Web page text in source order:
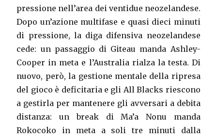
pressione nell’area dei ventidue neozelandese.
Dopo un’azione multifase e quasi dieci minuti
di pressione, la diga difensiva neozelandese
cede: un passaggio di Giteau manda Ashley-
Cooper in meta e l’Australia rialza la testa. Di
nuovo, però, la gestione mentale della ripresa
del gioco è deficitaria e gli All Blacks riescono
a gestirla per mantenere gli avversari a debita
distanza: un break di Ma’a Nonu manda
Rokocoko in meta a soli tre minuti dalla